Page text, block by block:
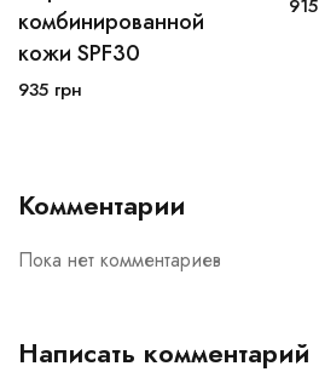
В корзину
комбинированной
кожи SPF30
935 грн
915
Комментарии
Пока нет комментариев
Написать комментарий